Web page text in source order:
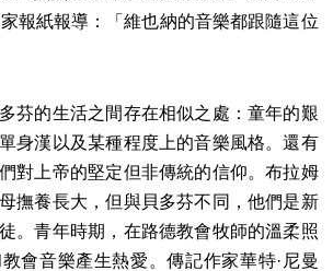
報紙報導：「維也納的音樂都跟隨這位
的生活之間存在相似之處：童年的艱
身漢以及某種程度上的音樂風格。還有
對上帝的堅定但非傳統的信仰。布拉姆
撫養長大，但與貝多芬不同，他們是新
。青年時期，在路德教會牧師的溫柔照
會音樂產生熱愛。傳記作家華特·尼曼